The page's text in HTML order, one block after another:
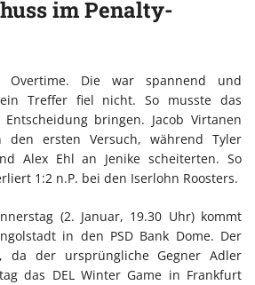
im Penalty-
Die war spannend und
Treffer fiel nicht. So musste das
Entscheidung bringen. Jacob Virtanen
den ersten Versuch, während Tyler
Alex Ehl an Jenike scheiterten. So
1:2 n.P. bei den Iserlohn Roosters.
(2. Januar, 19.30 Uhr) kommt
in den PSD Bank Dome. Der
da der ursprüngliche Gegner Adler
das DEL Winter Game in Frankfurt